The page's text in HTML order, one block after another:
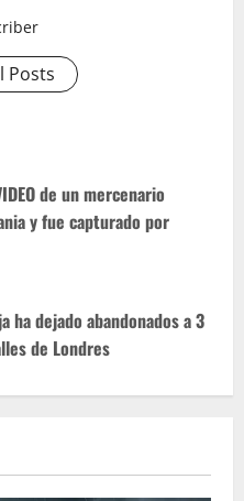
Posts
de un mercenario
y fue capturado por
ha dejado abandonados a 3
de Londres